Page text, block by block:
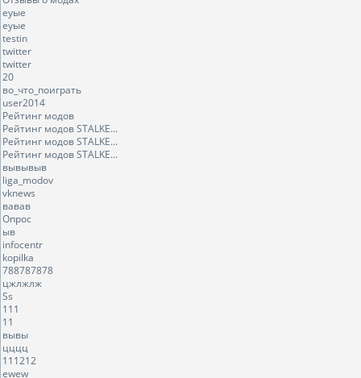
еуые
еуые
testin
twitter
twitter
20
во_что_поиграть
user2014
Рейтинг модов
Рейтинг модов STALKE...
Рейтинг модов STALKE...
Рейтинг модов STALKE...
вывывыв
liga_modov
vknews
вавав
Опрос
ыв
infocentr
kopilka
788787878
цжлжлж
Ss
111
11
вывы
цццц
111212
ewew